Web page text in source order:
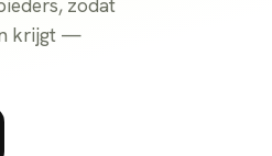
zodat
krijgt —